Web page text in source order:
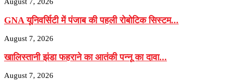
August 7, 2026
GNA यूनिवर्सिटी में पंजाब की पहली रोबोटिक सिस्टम...
August 7, 2026
खालिस्तानी झंडा फहराने का आतंकी पन्नू का दावा...
August 7, 2026